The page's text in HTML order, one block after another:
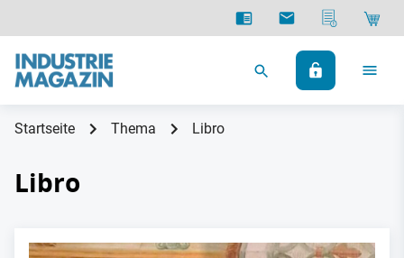
Startseite Thema Libro
Libro